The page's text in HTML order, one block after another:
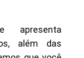
apresenta
além das